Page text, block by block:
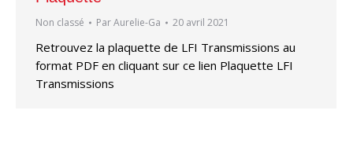
Non classé ParAurelie-Ga 20 avril 2021
Retrouvez la plaquette de LFI Transmissions au
format PDF en cliquant sur ce lien Plaquette LFI
Transmissions